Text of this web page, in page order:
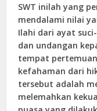
SWT inilah yang
mendalami nilai
Ilahi dari ayat
dan undangan
tempat
kefahaman dari
tersebut adalah
melemahkan